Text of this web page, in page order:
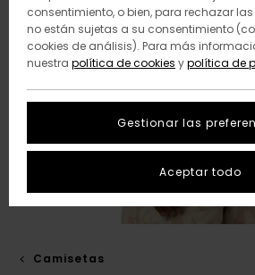
Camisetas
consentimiento, o bien, para rechazar
no están sujetas a su consentimiento
cookies de análisis). Para más
nuestra política de cookies ypolítica de
Gestionar las
Aceptar todo